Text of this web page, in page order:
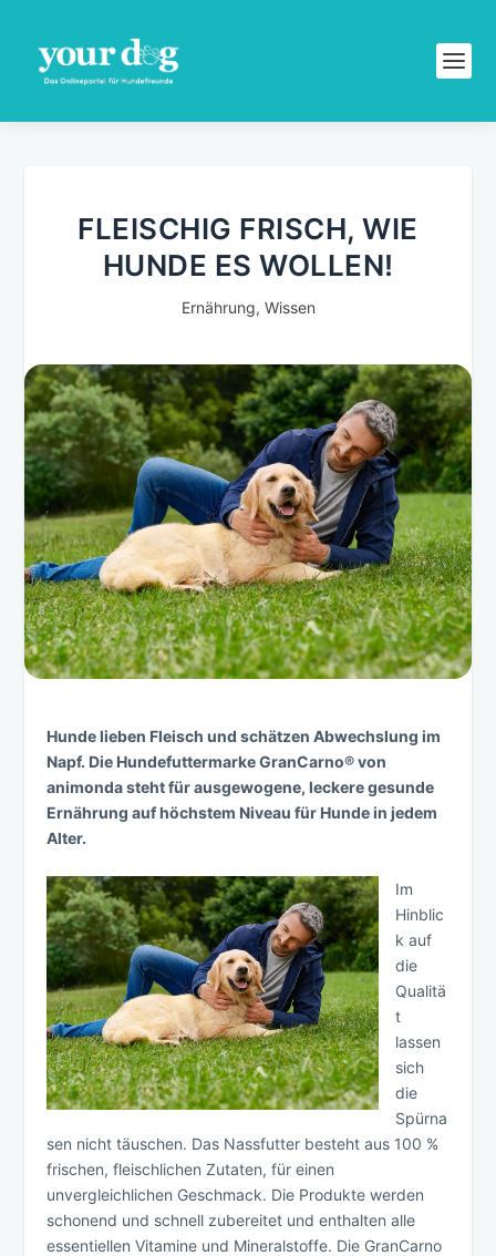
FLEISCHIG FRISCH, WIE
HUNDE ES WOLLEN!
Ernährung, Wissen
Hunde lieben Fleisch und schätzen Abwechslung im
Napf. Die Hundefuttermarke GranCarno®von
animonda steht für ausgewogene, leckere gesunde
Ernährung auf höchstem Niveau für Hunde in jedem
Alter.
Im
Hinblic
k auf
die
Qualitä
t
lassen
sich
die
Spürna
sen nicht täuschen. Das Nassfutter besteht aus 100 %
frischen, fleischlichen Zutaten, für einen
unvergleichlichen Geschmack. Die Produkte werden
schonend und schnell zubereitet und enthalten alle
essentiellen Vitamine und Mineralstoffe. Die GranCarno